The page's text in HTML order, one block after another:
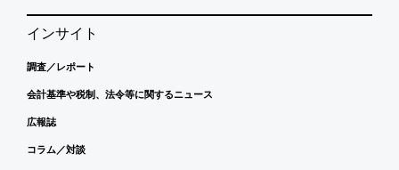
インサイト
調査／レポート
会計基準や税制、法令等に関するニュース
広報誌
コラム／対談